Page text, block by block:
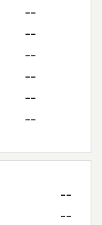
--
--
--
--
--
--
--
--